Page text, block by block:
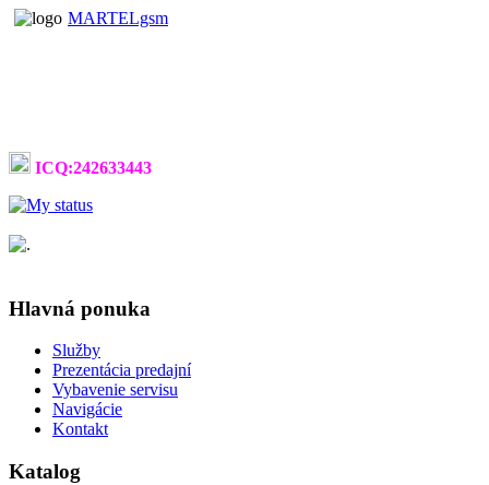
MARTELgsm
ICQ:242633443
Hlavná ponuka
Služby
Prezentácia predajní
Vybavenie servisu
Navigácie
Kontakt
Katalog